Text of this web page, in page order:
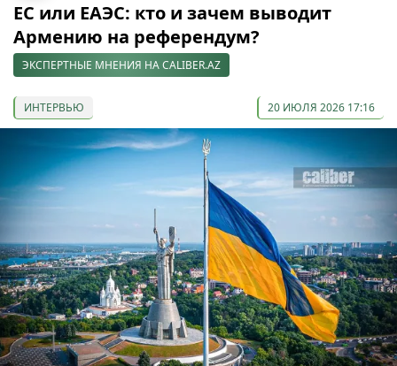
ЕС или ЕАЭС: кто и зачем выводит
Армению на референдум?
ЭКСПЕРТНЫЕ МНЕНИЯ НА CALIBER.AZ
ИНТЕРВЬЮ 20 ИЮЛЯ 2026 17:16